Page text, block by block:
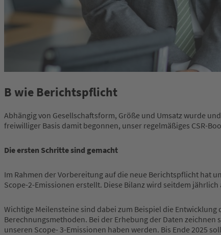
B wie Berichtspflicht
Abhängig von Gesellschaftsform, Größe und Umsatz wurde
freiwilliger Basis damit begonnen, unser regelmäßiges CSR-
Die ersten Schritte sind gemacht
Im Rahmen der Vorbereitung auf die neue Berichtspflicht hat
Scope-2-Emissionen erstellt. Diese Bilanz wird seitdem
Wichtige Meilensteine sind dabei zum Beispiel die
Berechnungsmethoden. Bei der Erhebung der Daten
unseren Scope- 3-Emissionen haben werden. Bis Ende 2025